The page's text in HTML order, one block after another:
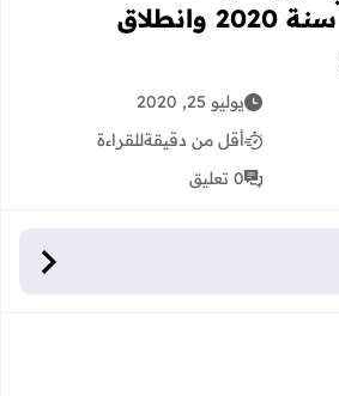
البكالوريا برسم سنة 2020 وانطلاق
يوليو 25, 2020
أقل من دقيقةللقراءة
0 تعليق